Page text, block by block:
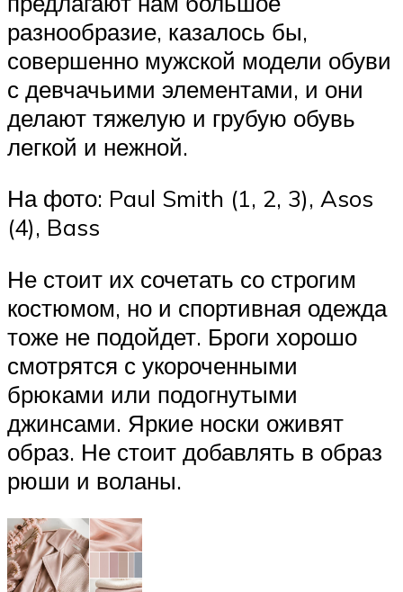
разнообразие, казалось бы,
совершенно мужской модели обуви
с девчачьими элементами, и они
делают тяжелую и грубую обувь
легкой и нежной.
На фото: Paul Smith (1, 2, 3), Asos
(4), Bass
Не стоит их сочетать со строгим
костюмом, но и спортивная одежда
тоже не подойдет. Броги хорошо
смотрятся с укороченными
брюками или подогнутыми
джинсами. Яркие носки оживят
образ. Не стоит добавлять в образ
рюши и воланы.